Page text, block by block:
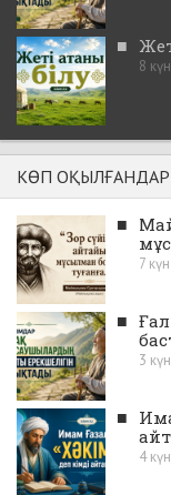
■
8
КӨП ОҚЫЛҒАНДАР
■
7
■
3
■
4